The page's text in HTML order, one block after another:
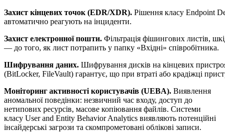
Захист кінцевих точок (EDR/XDR). Рішення класу Endpoint
автоматично реагують на інциденти.
Захист електронної пошти. Фільтрація фішингових листів,
— до того, як лист потрапить у папку «Вхідні» співробітника.
Шифрування даних. Шифрування дисків на кінцевих
(BitLocker, FileVault) гарантує, що при втраті або крадіжці
Моніторинг активності користувачів (UEBA). Виявлення
аномальної поведінки: незвичний час входу, доступ до
нетипових ресурсів, масове копіювання файлів. Системи
класу User and Entity Behavior Analytics виявляють потенційні
інсайдерські загрози та скомпрометовані облікові записи.